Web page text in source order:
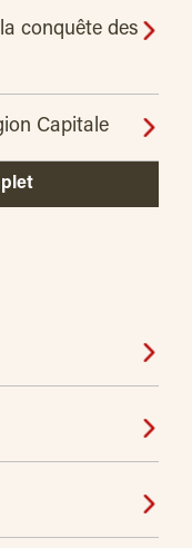
conquête des
Capitale